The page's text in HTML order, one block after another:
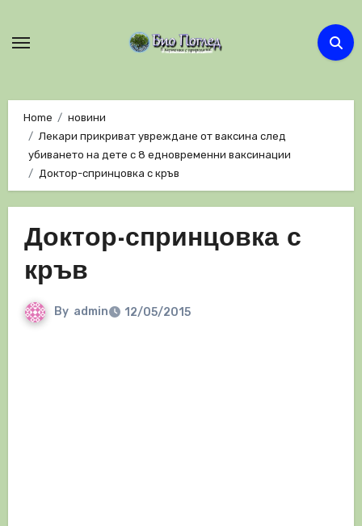
Home
новини
Лекари прикриват увреждане от ваксина след
убиването на дете с 8 едновременни ваксинации
Доктор-спринцовка с кръв
Доктор-спринцовка с
кръв
By admin 12/05/2015